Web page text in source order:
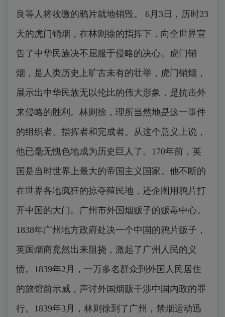
良等人将收缴的鸦片就地销毁。 6月3日，历时23
天的虎门销烟，在林则徐的指挥下，向全世界宣
告了中华民族决不屈服于侵略的决心。虎门销
烟，是人类历史上旷古未有的壮举，虎门销烟，
展示出中华民族无以伦比的伟大形象，是抗击外
来侵略的胜利。林则徐，理所当然地是这一事件
的组织者、指挥者和完成者。从这个意义上说，
他已毫无愧色地成为历史巨人了。170年前，英
国是当时世界上最大的帝国主义国家。他不断的
在世界各地疯狂的掠夺殖民地，还企图用鸦片打
开中国的大门。广州市外国烟贩子的贩毒中心。
1838年广州地方政府处决一个中国的鸦片贩子，
英国烟商竟然出来阻挠，激起了广州人民的义
愤。1839年2月，一万多名群众到外国人民居住
的旅馆前示威，声讨外国烟贩干涉中国内政的罪
行。1839年3月，林则徐到了广州，禁烟运动迅